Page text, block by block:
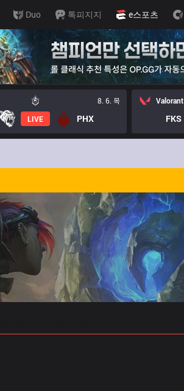
Duo 톡피지지 e스포츠
8. 6. 목
LIVE PHX
Valorant
FKS